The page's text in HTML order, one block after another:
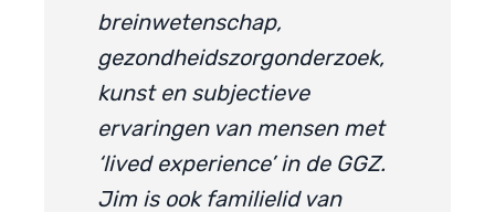
breinwetenschap,
gezondheidszorgonderzoek,
kunst en subjectieve
ervaringen van mensen met
‘lived experience’ in de GGZ.
Jim is ook familielid van